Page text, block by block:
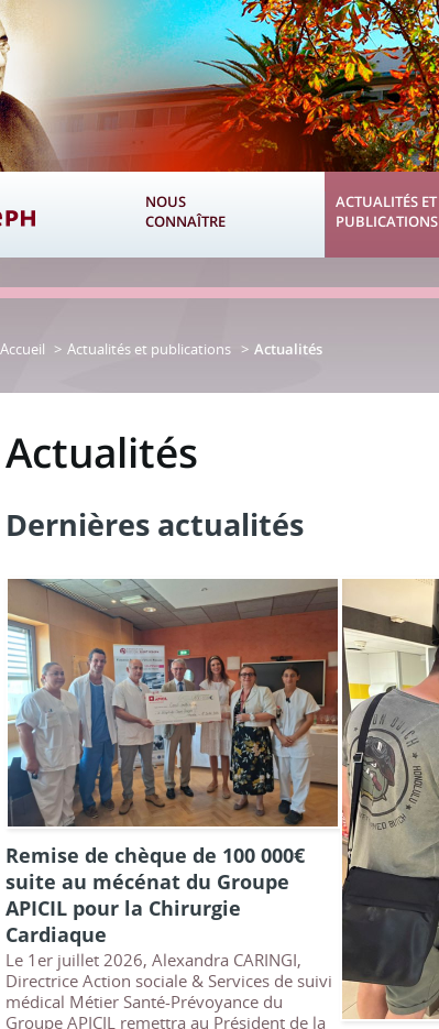
Saint Joseph
NOUS
CONNAÎTRE
ACTUALITÉS ET
PUBLICATIONS
Accueil Actualités et publications Actualités
Actualités
Dernières actualités
Remise de chèque de 100 000€
suite au mécénat du Groupe
APICIL pour la Chirurgie
Cardiaque
Le 1er juillet 2026, Alexandra CARINGI,
Directrice Action sociale & Services de suivi
médical Métier Santé-Prévoyance du
Groupe APICIL remettra au Président de la